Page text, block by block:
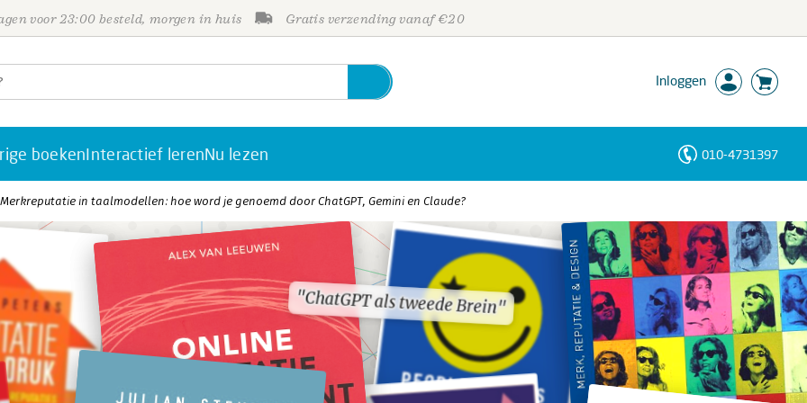
voor 23:00 besteld, morgen in huis Gratis verzending vanaf €20
Inloggen
boekenInteractief lerenNu lezen 010-4731397
Merkreputatie in taalmodellen: hoe word je genoemd door ChatGPT, Gemini en Claude?
"ChatGPT als tweede Brein"
"ChatGPT als tweede Brein"
Personen
Trefwoorden